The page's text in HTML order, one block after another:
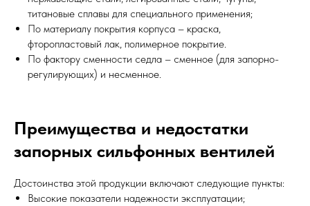
титановые сплавы для специального применения;
По материалу покрытия корпуса – краска,
фторопластовый лак, полимерное покрытие.
По фактору сменности седла – сменное (для запорно-
регулирующих) и несменное.
Преимущества и недостатки
запорных сильфонных вентилей
Достоинства этой продукции включают следующие пункты:
Высокие показатели надежности эксплуатации;